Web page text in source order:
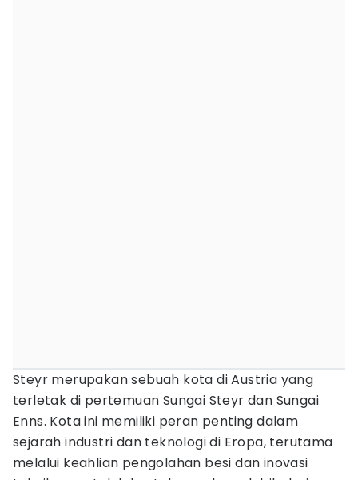
Steyr merupakan sebuah kota di Austria yang
terletak di pertemuan Sungai Steyr dan Sungai
Enns. Kota ini memiliki peran penting dalam
sejarah industri dan teknologi di Eropa, terutama
melalui keahlian pengolahan besi dan inovasi